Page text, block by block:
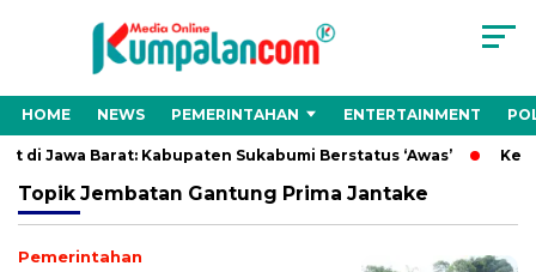
HOME NEWS PEMERINTAHAN ENTERTAINMENT
di Jawa Barat: Kabupaten Sukabumi Berstatus ‘Awas’
Topik Jembatan Gantung Prima Jantake
Pemerintahan